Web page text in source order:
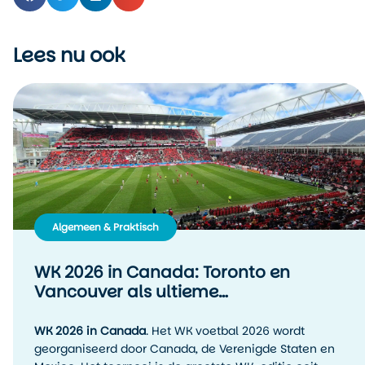
Lees nu ook
Algemeen & Praktisch
WK 2026 in Canada: Toronto en
Vancouver als ultieme
WK 2026 in Canada. Het WK voetbal 2026 wordt
georganiseerd door Canada, de Verenigde Staten en